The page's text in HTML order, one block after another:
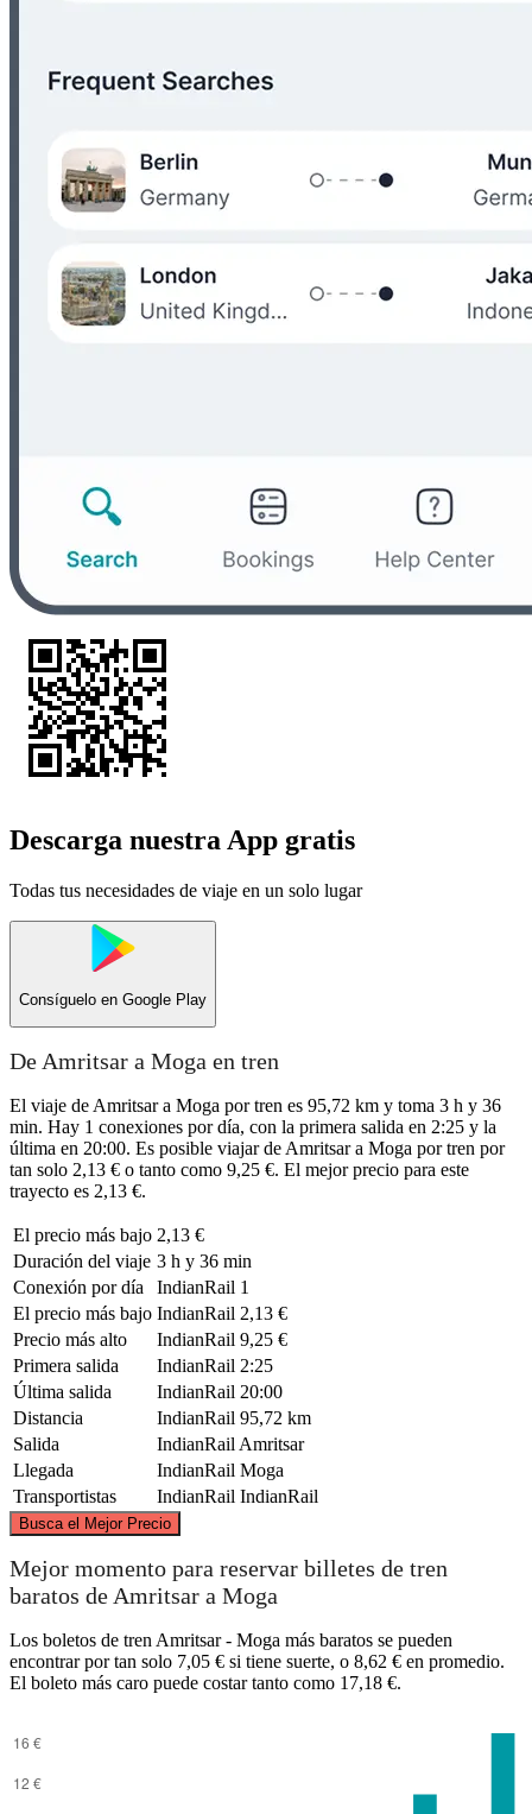
Descarga nuestra App gratis
Todas tus necesidades de viaje en un solo lugar
Consíguelo en Google Play
De Amritsar a Moga en tren
El viaje de Amritsar a Moga por tren es 95,72 km y toma 3 h y 36
min. Hay 1 conexiones por día, con la primera salida en 2:25 y la
última en 20:00. Es posible viajar de Amritsar a Moga por tren por
tan solo 2,13 € o tanto como 9,25 €. El mejor precio para este
trayecto es 2,13 €.
El precio más bajo 2,13 €
Duración del viaje 3 h y 36 min
Conexión por día
IndianRail 1
El precio más bajo IndianRail 2,13 €
Precio más alto
IndianRail 9,25 €
Primera salida
IndianRail 2:25
Última salida
IndianRail 20:00
Distancia
IndianRail 95,72 km
Salida
IndianRail Amritsar
Llegada
IndianRail Moga
Transportistas
IndianRail IndianRail
Busca el Mejor Precio
©CARTO
Mejor momento para reservar billetes de tren
baratos de Amritsar a Moga
Los boletos de tren Amritsar - Moga más baratos se pueden
encontrar por tan solo 7,05 € si tiene suerte, o 8,62 € en promedio.
El boleto más caro puede costar tanto como 17,18 €.